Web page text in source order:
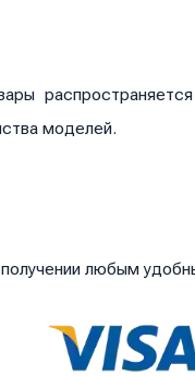
моделей.
любым